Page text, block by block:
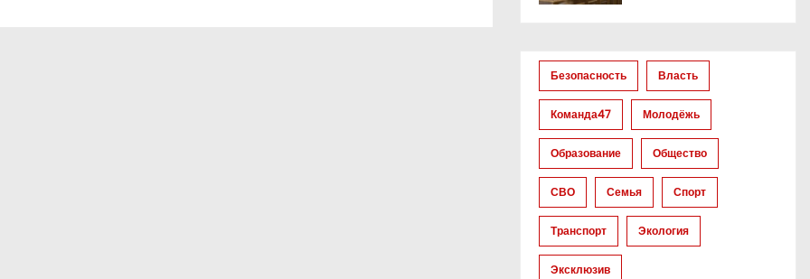
Безопасность Власть
Команда47 Молодёжь
Образование Общество
СВО Семья Спорт
Транспорт Экология
Эксклюзив